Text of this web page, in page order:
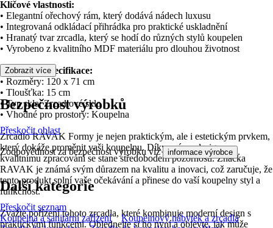
Klíčové vlastnosti:
• Elegantní ořechový rám, který dodává nádech luxusu
• Integrovaná odkládací přihrádka pro praktické uskladnění
• Hranatý tvar zrcadla, který se hodí do různých stylů koupelen
• Vyrobeno z kvalitního MDF materiálu pro dlouhou životnost
Technická specifikace:
• Rozměry: 120 x 71 cm
• Tloušťka: 15 cm
• Typ skla: Zrcadlové sklo
• Vhodné pro prostory: Koupelna
Zrcadlo RAVAK Formy je nejen praktickým, ale i estetickým prvkem,
který dokáže proměnit vaši koupelnu. Díky svému designu a
kvalitnímu zpracování se stane středobodem pozornosti. Značka
RAVAK je známá svým důrazem na kvalitu a inovaci, což zaručuje, že
tento produkt splní vaše očekávání a přinese do vaší koupelny styl a
funkčnost.
Zvažte pořízení tohoto zrcadla, které kombinuje moderní design s
praktickými funkcemi. Objednejte si ho nyní a objevte, jak může
Zobrazit více
Bezpečnost výrobků
Přeskočit oblast
Zodpovědnost za bezpečnost výrobku viz informace výrobce .
Další kategorie
Přeskočit seznam
Koupelna a sanitární zařízení
Koupelnový nábytek a zrcadla